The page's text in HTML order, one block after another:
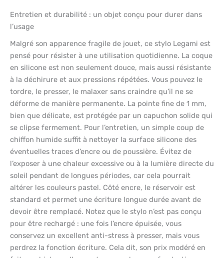
Entretien et durabilité : un objet conçu pour durer dans
l’usage
Malgré son apparence fragile de jouet, ce stylo Legami est
pensé pour résister à une utilisation quotidienne. La coque
en silicone est non seulement douce, mais aussi résistante
à la déchirure et aux pressions répétées. Vous pouvez le
tordre, le presser, le malaxer sans craindre qu’il ne se
déforme de manière permanente. La pointe fine de 1 mm,
bien que délicate, est protégée par un capuchon solide qui
se clipse fermement. Pour l’entretien, un simple coup de
chiffon humide suffit à nettoyer la surface silicone des
éventuelles traces d’encre ou de poussière. Évitez de
l’exposer à une chaleur excessive ou à la lumière directe du
soleil pendant de longues périodes, car cela pourrait
altérer les couleurs pastel. Côté encre, le réservoir est
standard et permet une écriture longue durée avant de
devoir être remplacé. Notez que le stylo n’est pas conçu
pour être rechargé : une fois l’encre épuisée, vous
conservez un excellent anti-stress à presser, mais vous
perdrez la fonction écriture. Cela dit, son prix modéré en